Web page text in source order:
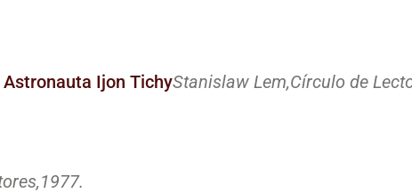
Ijon TichyStanislaw Lem,Círculo de
1977.